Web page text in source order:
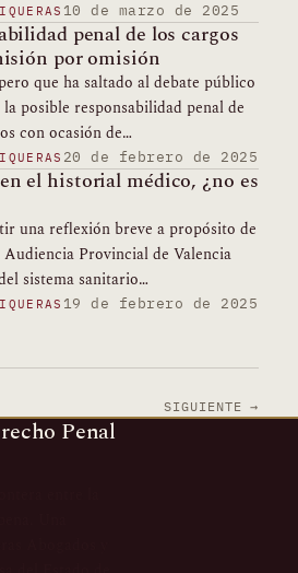
10 de marzo de 2025
penal de los cargos
por omisión
que ha saltado al debate público
posible responsabilidad penal de
con ocasión de…
20 de febrero de 2025
el historial médico, ¿no es
una reflexión breve a propósito de
Provincial de Valencia
sistema sanitario…
19 de febrero de 2025
SIGUIENTE →
Penal